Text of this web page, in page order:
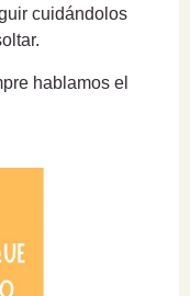
cuidándolos
hablamos el